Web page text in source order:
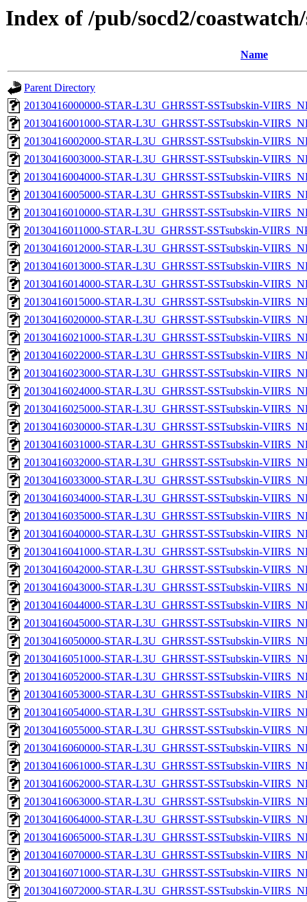
Index of /pub/socd2/
Name
Parent Directory
20130416000000-STAR-L3U_GHRSST-SSTsubskin-
20130416001000-STAR-L3U_GHRSST-SSTsubskin-
20130416002000-STAR-L3U_GHRSST-SSTsubskin-
20130416003000-STAR-L3U_GHRSST-SSTsubskin-
20130416004000-STAR-L3U_GHRSST-SSTsubskin-
20130416005000-STAR-L3U_GHRSST-SSTsubskin-
20130416010000-STAR-L3U_GHRSST-SSTsubskin-
20130416011000-STAR-L3U_GHRSST-SSTsubskin-
20130416012000-STAR-L3U_GHRSST-SSTsubskin-
20130416013000-STAR-L3U_GHRSST-SSTsubskin-
20130416014000-STAR-L3U_GHRSST-SSTsubskin-
20130416015000-STAR-L3U_GHRSST-SSTsubskin-
20130416020000-STAR-L3U_GHRSST-SSTsubskin-
20130416021000-STAR-L3U_GHRSST-SSTsubskin-
20130416022000-STAR-L3U_GHRSST-SSTsubskin-
20130416023000-STAR-L3U_GHRSST-SSTsubskin-
20130416024000-STAR-L3U_GHRSST-SSTsubskin-
20130416025000-STAR-L3U_GHRSST-SSTsubskin-
20130416030000-STAR-L3U_GHRSST-SSTsubskin-
20130416031000-STAR-L3U_GHRSST-SSTsubskin-
20130416032000-STAR-L3U_GHRSST-SSTsubskin-
20130416033000-STAR-L3U_GHRSST-SSTsubskin-
20130416034000-STAR-L3U_GHRSST-SSTsubskin-
20130416035000-STAR-L3U_GHRSST-SSTsubskin-
20130416040000-STAR-L3U_GHRSST-SSTsubskin-
20130416041000-STAR-L3U_GHRSST-SSTsubskin-
20130416042000-STAR-L3U_GHRSST-SSTsubskin-
20130416043000-STAR-L3U_GHRSST-SSTsubskin-
20130416044000-STAR-L3U_GHRSST-SSTsubskin-
20130416045000-STAR-L3U_GHRSST-SSTsubskin-
20130416050000-STAR-L3U_GHRSST-SSTsubskin-
20130416051000-STAR-L3U_GHRSST-SSTsubskin-
20130416052000-STAR-L3U_GHRSST-SSTsubskin-
20130416053000-STAR-L3U_GHRSST-SSTsubskin-
20130416054000-STAR-L3U_GHRSST-SSTsubskin-
20130416055000-STAR-L3U_GHRSST-SSTsubskin-
20130416060000-STAR-L3U_GHRSST-SSTsubskin-
20130416061000-STAR-L3U_GHRSST-SSTsubskin-
20130416062000-STAR-L3U_GHRSST-SSTsubskin-
20130416063000-STAR-L3U_GHRSST-SSTsubskin-
20130416064000-STAR-L3U_GHRSST-SSTsubskin-
20130416065000-STAR-L3U_GHRSST-SSTsubskin-
20130416070000-STAR-L3U_GHRSST-SSTsubskin-
20130416071000-STAR-L3U_GHRSST-SSTsubskin-
20130416072000-STAR-L3U_GHRSST-SSTsubskin-